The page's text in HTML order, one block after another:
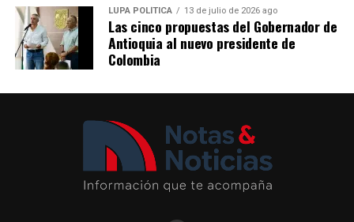
Del 6 al 17 de agosto, Plaza Cines, el pasillo Norte y
este año contará con México como país invitado, en un
encuentro que reunirá el patrimonio cultural de ambos
territorios y la presencia de artesanos de diferentes
departamentos colombianos.
LUPA POLÍTICA 13 de julio de 2026 ago
Las cinco propuestas del Gobernador de
Antioquia al nuevo presidente de
Colombia